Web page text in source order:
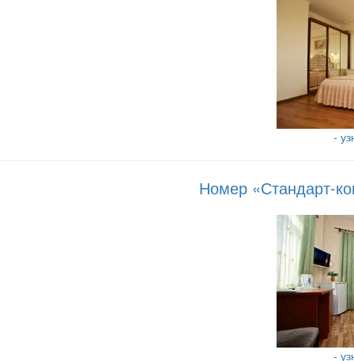
-
Номер «Стандарт-
-